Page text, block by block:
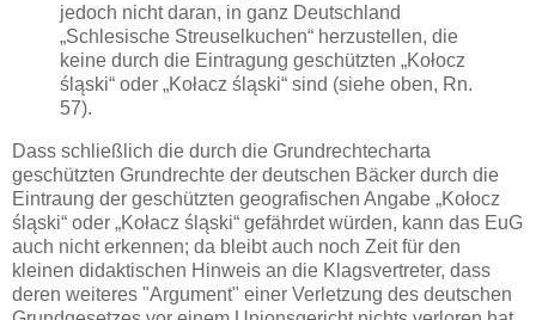
jedoch nicht daran, in ganz Deutschland
„Schlesische Streuselkuchen“ herzustellen, die
keine durch die Eintragung geschützten „Kołocz
śląski“ oder „Kołacz śląski“ sind (siehe oben, Rn.
57).
Dass schließlich die durch die Grundrechtecharta
geschützten Grundrechte der deutschen Bäcker durch die
Eintraung der geschützten geografischen Angabe „Kołocz
śląski“ oder „Kołacz śląski“ gefährdet würden, kann das EuG
auch nicht erkennen; da bleibt auch noch Zeit für den
kleinen didaktischen Hinweis an die Klagsvertreter, dass
deren weiteres "Argument" einer Verletzung des deutschen